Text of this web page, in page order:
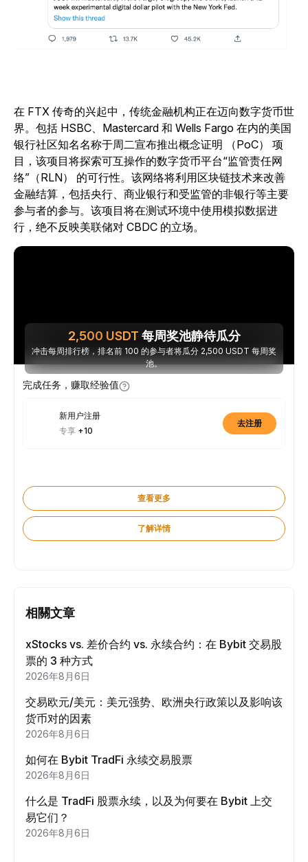
在 FTX 传奇的兴起中，传统金融机构正在迈向数字货币世
界。包括 HSBC、Mastercard 和 Wells Fargo 在内的美国
银行社区知名名称于周二宣布推出概念证明 （PoC） 项
目，该项目将探索可互操作的数字货币平台“监管责任网
络”（RLN） 的可行性。该网络将利用区块链技术来改善
金融结算，包括央行、商业银行和受监管的非银行等主要
参与者的参与。该项目将在测试环境中使用模拟数据进
行，绝不反映美联储对 CBDC 的立场。
2,500 USDT 每周奖池静待瓜分
冲击每周排行榜，排名前 100 的参与者将瓜分 2,500 USDT 每周奖
池。
完成任务，赚取经验值
新用户注册
专享 +10
去注册
查看更多
了解详情
相關文章
xStocks vs. 差价合约 vs. 永续合约：在 Bybit 交易股
票的 3 种方式
2026年8月6日
交易欧元/美元：美元强势、欧洲央行政策以及影响该
货币对的因素
2026年8月6日
如何在 Bybit TradFi 永续交易股票
2026年8月6日
什么是 TradFi 股票永续，以及为何要在 Bybit 上交
易它们？
2026年8月6日